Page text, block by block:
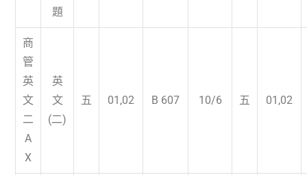
題
商
管
英
文
二
A
X
英
文
(二)
五 01,02 B 607 10/6 五 01,02